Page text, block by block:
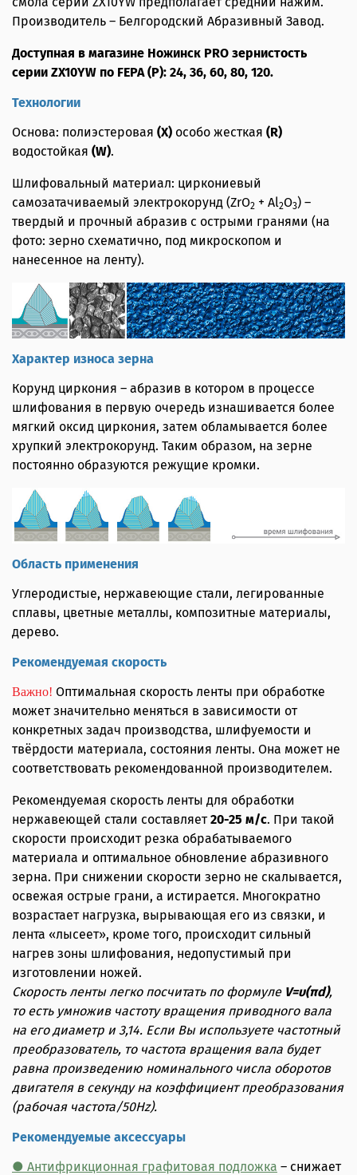
Производитель – Белгородский Абразивный Завод.
Доступная в магазине Ножинск PRO зернистость
серии ZX10YW по FEPA (P): 24, 36, 60, 80, 120.
Технологии
Основа: полиэстеровая (X) особо жесткая (R)
водостойкая (W).
Шлифовальный материал: циркониевый
самозатачиваемый электрокорунд (ZrO2 + Al2O3) –
твердый и прочный абразив с острыми гранями (на
фото: зерно схематично, под микроскопом и
нанесенное на ленту).
Характер износа зерна
Корунд циркония – абразив в котором в процессе
шлифования в первую очередь изнашивается более
мягкий оксид циркония, затем обламывается более
хрупкий электрокорунд. Таким образом, на зерне
постоянно образуются режущие кромки.
Область применения
Углеродистые, нержавеющие стали, легированные
сплавы, цветные металлы, композитные материалы,
дерево.
Рекомендуемая скорость
Важно! Оптимальная скорость ленты при обработке
может значительно меняться в зависимости от
конкретных задач производства, шлифуемости и
твёрдости материала, состояния ленты. Она может не
соответствовать рекомендованной производителем.
Рекомендуемая скорость ленты для обработки
нержавеющей стали составляет20-25 м/с. При такой
скорости происходит резка обрабатываемого
материала и оптимальное обновление абразивного
зерна. При снижении скорости зерно не скалывается,
освежая острые грани, а истирается. Многократно
возрастает нагрузка, вырывающая его из связки, и
лента «лысеет», кроме того, происходит сильный
нагрев зоны шлифования, недопустимый при
изготовлении ножей.
Скорость ленты легко посчитать по формуле V=υ(πd),
то есть умножив частоту вращения приводного вала
на его диаметр и 3,14. Если Вы используете частотный
преобразователь, то частота вращения вала будет
равна произведению номинального числа оборотов
двигателя в секунду на коэффициент преобразования
(рабочая частота/50Hz).
Рекомендуемые аксессуары
● Антифрикционная графитовая подложка – снижает